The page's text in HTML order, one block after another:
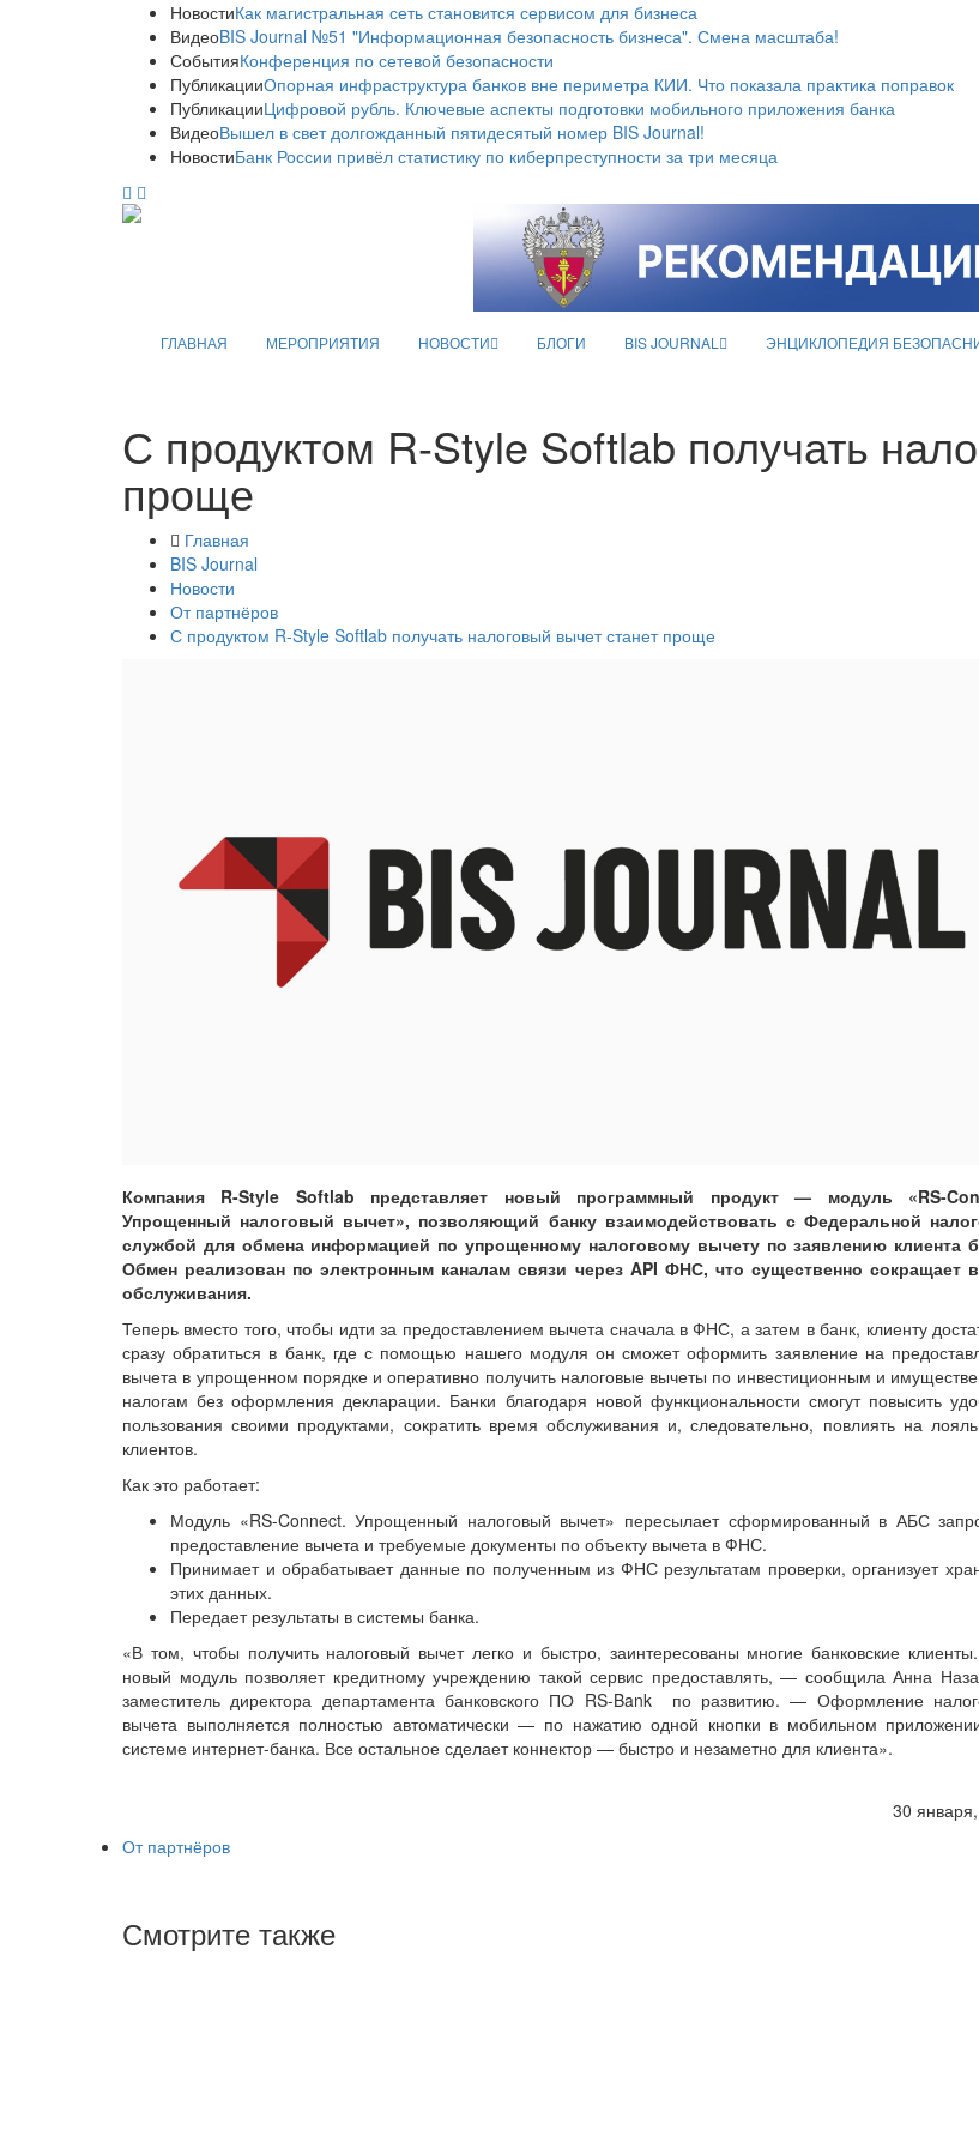
НовостиКак магистральная сеть становится сервисом для бизнеса
ВидеоBIS Journal №51 "Информационная безопасность бизнеса". Смена масштаба!
СобытияКонференция по сетевой безопасности
ПубликацииОпорная инфраструктура банков вне периметра КИИ. Что показала практика поправок
ПубликацииЦифровой рубль. Ключевые аспекты подготовки мобильного приложения банка
ВидеоВышел в свет долгожданный пятидесятый номер BIS Journal!
НовостиБанк России привёл статистику по киберпреступности за три месяца
ГЛАВНАЯ МЕРОПРИЯТИЯ НОВОСТИ БЛОГИ BIS JOURNAL ЭНЦИКЛОПЕДИЯ
С продуктом R-Style Softlab получать
проще
Главная
BIS Journal
Новости
От партнёров
С продуктом R-Style Softlab получать налоговый вычет станет проще
Компания R-Style Softlab представляет новый программный продукт — модуль «RS-
Упрощенный налоговый вычет», позволяющий банку взаимодействовать с Федеральной
службой для обмена информацией по упрощенному налоговому вычету по заявлению клиента
Обмен реализован по электронным каналам связи через API ФНС, что существенно сокращает
обслуживания.
Теперь вместо того, чтобы идти за предоставлением вычета сначала в ФНС, а затем в банк, клиенту
сразу обратиться в банк, где с помощью нашего модуля он сможет оформить заявление на
вычета в упрощенном порядке и оперативно получить налоговые вычеты по инвестиционным и
налогам без оформления декларации. Банки благодаря новой функциональности смогут повысить
пользования своими продуктами, сократить время обслуживания и, следовательно, повлиять на
клиентов.
Как это работает:
Модуль «RS-Connect. Упрощенный налоговый вычет» пересылает сформированный в АБС
предоставление вычета и требуемые документы по объекту вычета в ФНС.
Принимает и обрабатывает данные по полученным из ФНС результатам проверки, организует
этих данных.
Передает результаты в системы банка.
«В том, чтобы получить налоговый вычет легко и быстро, заинтересованы многие банковские
новый модуль позволяет кредитному учреждению такой сервис предоставлять, — сообщила Анна
заместитель директора департамента банковского ПО RS-Bank по развитию. — Оформление
вычета выполняется полностью автоматически — по нажатию одной кнопки в мобильном
системе интернет-банка. Все остальное сделает коннектор — быстро и незаметно для клиента».
30
От партнёров
Смотрите также